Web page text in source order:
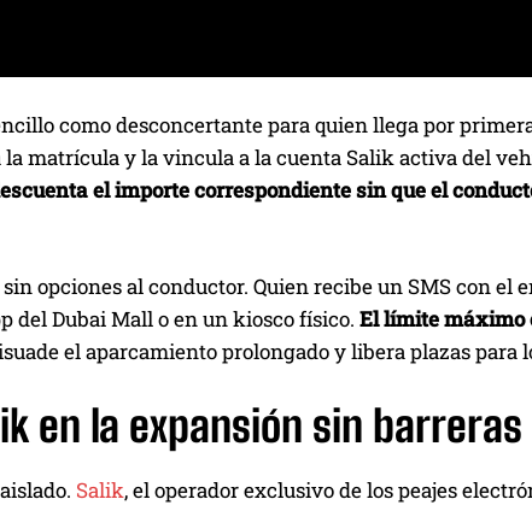
como desconcertante para quien llega por
matrícula y la vincula a la cuenta Salik activa del
el importe correspondiente sin que el
opciones al conductor. Quien recibe un SMS con el
del Dubai Mall o en un kiosco físico. El límite máximo
el aparcamiento prolongado y libera plazas para
en la expansión sin barreras
Salik, el operador exclusivo de los peajes